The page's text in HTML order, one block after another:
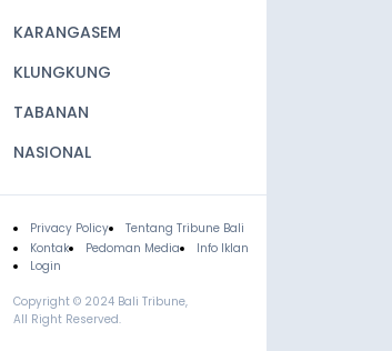
KARANGASEM
KLUNGKUNG
TABANAN
NASIONAL
Footer
Privacy Policy
Tentang Tribune Bali
Kontak
Pedoman Media
Info Iklan
Login
Copyright © 2024 Bali Tribune,
All Right Reserved.